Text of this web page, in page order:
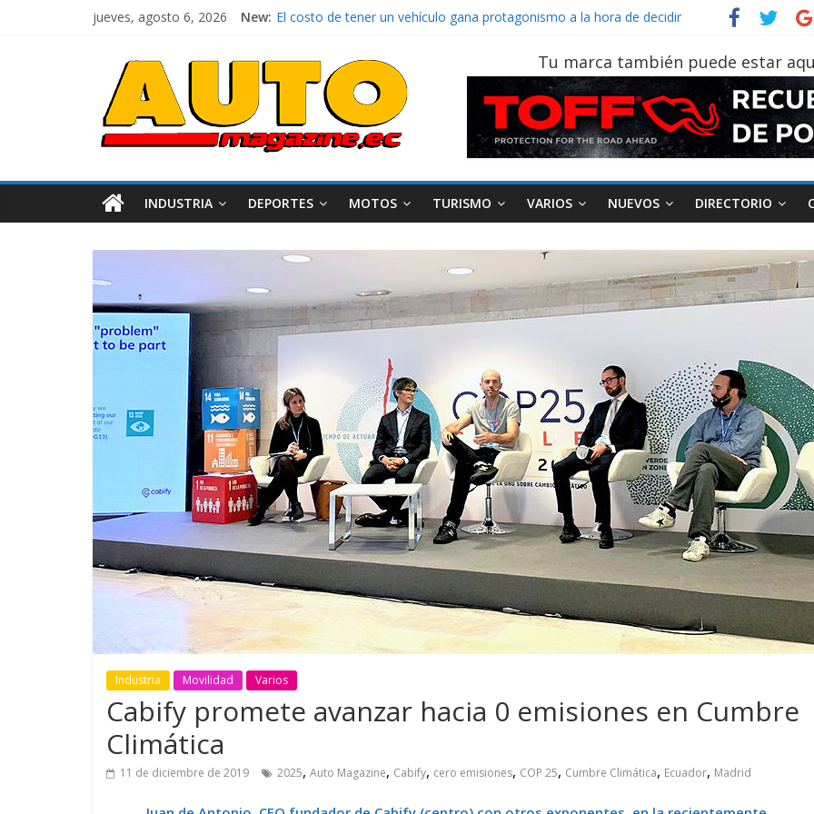
jueves, agosto 6, 2026 New: El costo de tener un vehículo gana protagonismo a la hora de decidir
¿Qué puede pasar con tu vehículo si permanece varios días sin usar?
La Vuelta al Ecuador 2026, edición 47ª, recorre 7 provincias en 8 días
La FEDAK recibe 12 Sinotruk Bolden para cubrir las rutas de La Vuelta
Tu marca también puede estar
INDUSTRIA DEPORTES MOTOS TURISMO VARIOS NUEVOS DIRECTORIO
Industria Movilidad Varios
Cabify promete avanzar hacia 0 emisiones en Cumbre
Climática
11 de diciembre de 2019 2025, Auto Magazine, Cabify, cero emisiones, COP 25, Cumbre Climática, Ecuador, Madrid
Varios
GM reafirma su
compromiso con movilidad
más segura y conectada
Movilidad Turismo Varios
¿Qué puede pasar con tu
vehículo si permanece
varios días sin usar?
AEADE Industria Motociclismo
Movilidad
Campaña busca cambiar
destino de los
en la región